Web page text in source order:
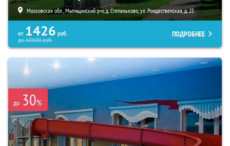
Московская обл., Мытищинский р-н, д. Степаньково, ул. Рождественская, д. 25
от 1426 руб.
до60600руб.
ПОДРОБНЕЕ
до 30%